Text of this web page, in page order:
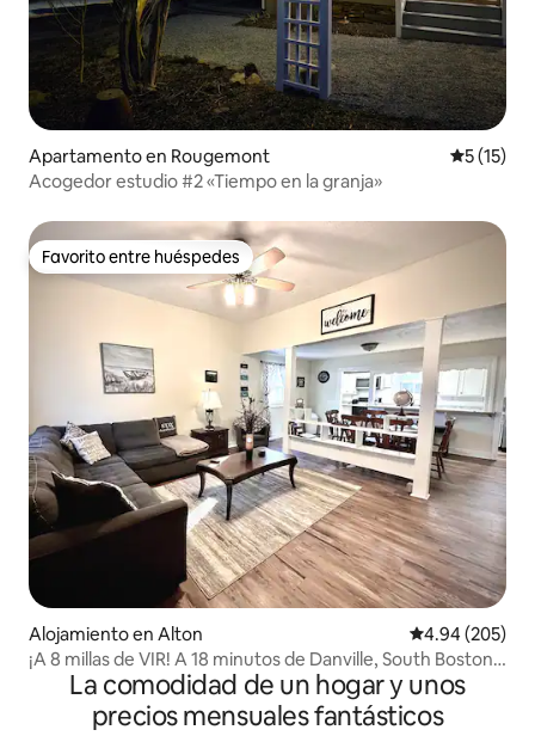
Apartamento en Rougemont
5 (15)
Acogedor estudio #2 «Tiempo en la granja»
Favorito entre huéspedes
Favorito entre huéspedes
Alojamiento en Alton Calificación
4.94 (205)
¡A 8 millas de VIR! A 18 minutos de Danville, South Boston,
VirginiaLa comodidad de un hogar y unos
precios mensuales fantásticos